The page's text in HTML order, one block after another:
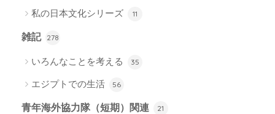
私の日本文化シリーズ 11
雑記 278
いろんなことを考える 35
エジプトでの生活 56
青年海外協力隊（短期）関連 21